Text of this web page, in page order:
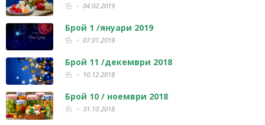
04.02.2019
Брой 1 /януари 2019
07.01.2019
Брой 11 /декември 2018
10.12.2018
Брой 10 / ноември 2018
31.10.2018